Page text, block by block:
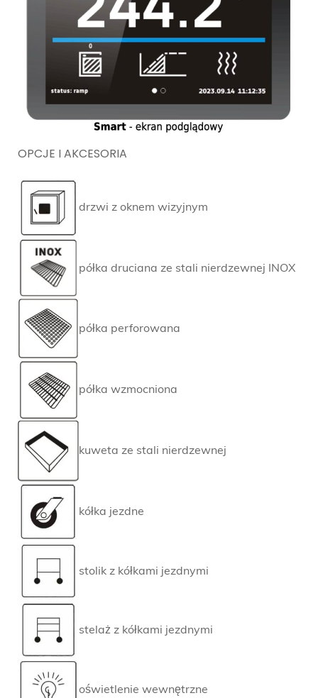
OPCJE I AKCESORIA
drzwi z oknem wizyjnym
półka druciana ze stali nierdzewnej INOX
półka perforowana
półka wzmocniona
kuweta ze stali nierdzewnej
kółka jezdne
stolik z kółkami jezdnymi
stelaż z kółkami jezdnymi
oświetlenie wewnętrzne